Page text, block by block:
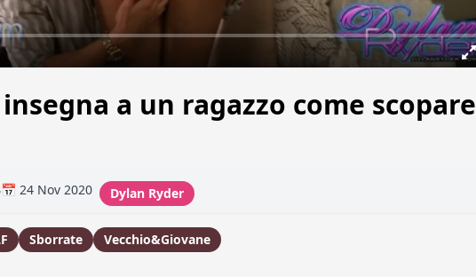
a un ragazzo come scopare
📅 24 Nov 2020 Dylan Ryder
Sborrate Vecchio&Giovane